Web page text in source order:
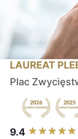
LAUREAT
Plac
9.4